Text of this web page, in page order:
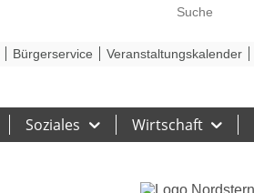
Soziales Wirtschaft
Bürgerservice Veranstaltungskalender